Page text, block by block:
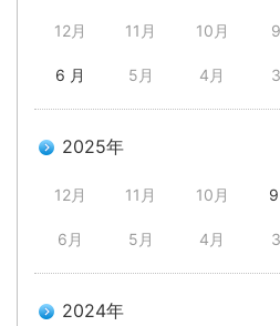
12月 11月 10月
6 月 5月 4月
2025年
12月 11月 10月
6月 5月 4月
2024年